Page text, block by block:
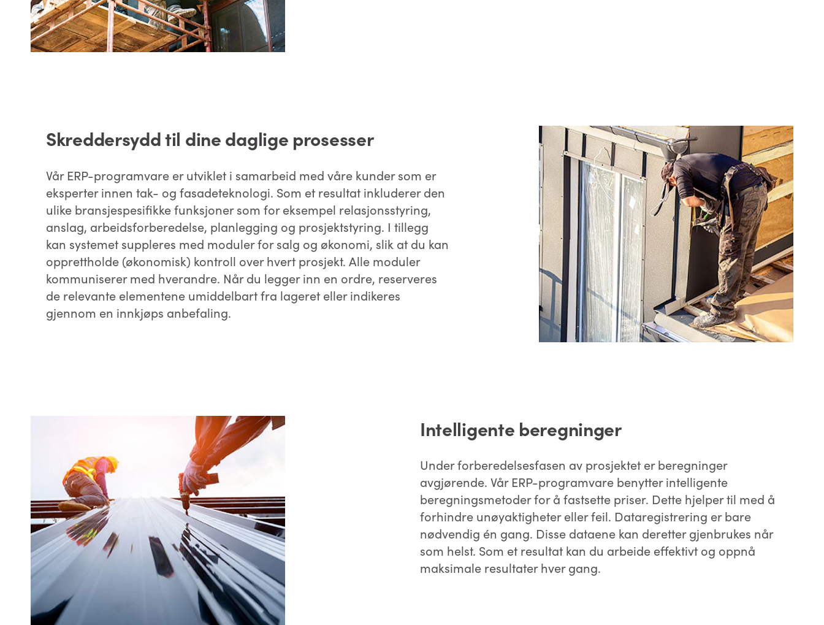
Skreddersydd til dine daglige prosesser
Vår ERP-programvare er utviklet i samarbeid med våre kunder som er
eksperter innen tak- og fasadeteknologi. Som et resultat inkluderer den
ulike bransjespesifikke funksjoner som for eksempel relasjonsstyring,
anslag, arbeidsforberedelse, planlegging og prosjektstyring. I tillegg
kan systemet suppleres med moduler for salg og økonomi, slik at du kan
opprettholde (økonomisk) kontroll over hvert prosjekt. Alle moduler
kommuniserer med hverandre. Når du legger inn en ordre, reserveres
de relevante elementene umiddelbart fra lageret eller indikeres
gjennom en innkjøps anbefaling.
Intelligente beregninger
Under forberedelsesfasen av prosjektet er beregninger
avgjørende. Vår ERP-programvare benytter intelligente
beregningsmetoder for å fastsette priser. Dette hjelper til med å
forhindre unøyaktigheter eller feil. Dataregistrering er bare
nødvendig én gang. Disse dataene kan deretter gjenbrukes når
som helst. Som et resultat kan du arbeide effektivt og oppnå
maksimale resultater hver gang.